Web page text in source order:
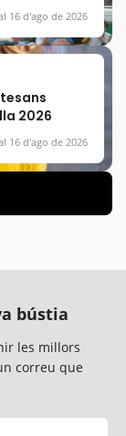
16 d'ago de 2026
2026
16 d'ago de 2026
bústia
les millors
correu que